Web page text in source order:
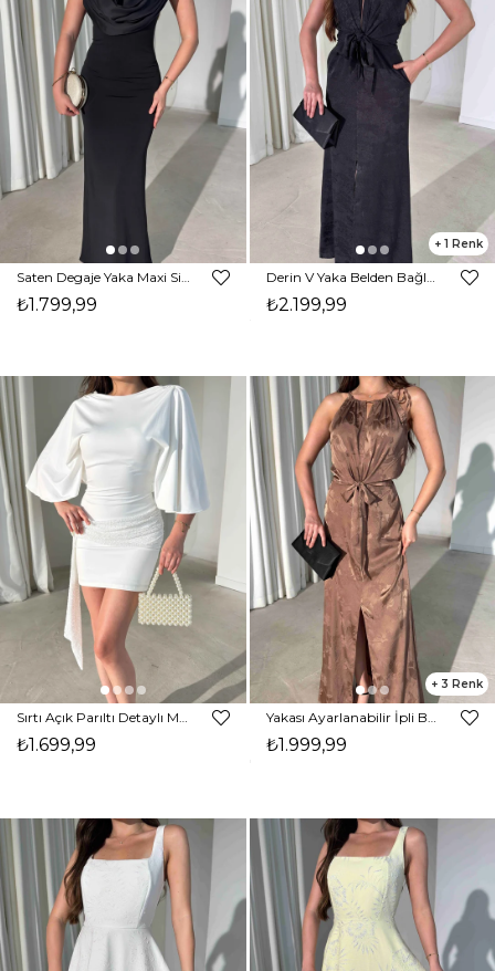
Saten Degaje Yaka Maxi Siyah Freddy Kadın Elbise 26Y332
₺1.799,99
1
Derin V Yaka Belden Bağlamalı Önden Yırtmaçlı Siyah Ginata Kadın Elbise 26Y331
₺2.199,99
₺1.699,99
3
₺1.999,99